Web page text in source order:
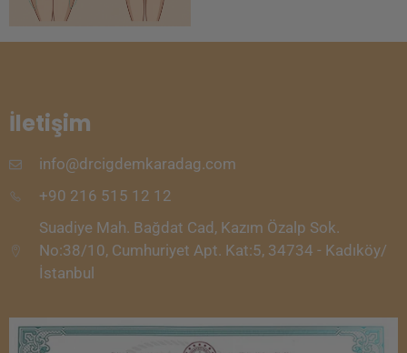
İletişim
info@drcigdemkaradag.com
+90 216 515 12 12
Suadiye Mah. Bağdat Cad, Kazım Özalp Sok.
No:38/10, Cumhuriyet Apt. Kat:5, 34734 - Kadıköy/
İstanbul